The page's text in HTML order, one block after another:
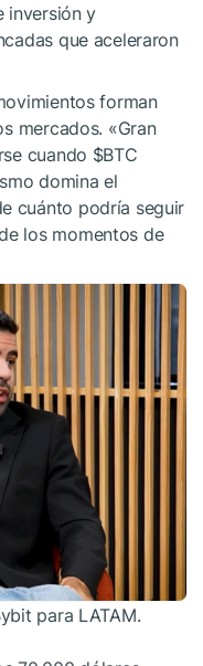
inversión y
que aceleraron
forman
mercados. «Gran
cuando $BTC
domina el
cuánto podría seguir
los momentos de
para LATAM.